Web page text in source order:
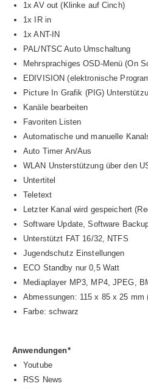
1x AV out (Klinke auf Cinch)
1x IR in
1x ANT-IN
PAL/NTSC Auto Umschaltung
Mehrsprachiges OSD-Menü (On
EDIVISION (elektronische
Picture In Grafik (PIG)
Kanäle bearbeiten
Favoriten Listen
Automatische und manuelle
Auto Timer An/Aus
WLAN Unsterstützung über den
Untertitel
Teletext
Letzter Kanal wird gespeichert
Software Update, Software
Unterstützt FAT 16/32, NTFS
Jugendschutz Einstellungen
ECO Standby nur 0,5 Watt
Mediaplayer MP3, MP4, JPEG,
Abmessungen: 115 x 85 x 25 mm
Farbe: schwarz
Anwendungen*
Youtube
RSS News